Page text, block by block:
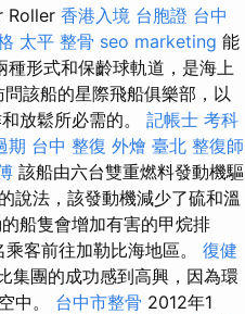
Roller 香港入境 台胞證 台中
太平 整骨 seo marketing 能
形式和保齡球軌道，是海上
該船的星際飛船俱樂部，以
放鬆所必需的。 記帳士 考科
期 台中 整復 外燴 臺北 整復師
該船由六台雙重燃料發動機驅
說法，該發動機減少了硫和溫
船隻會增加有害的甲烷排
客前往加勒比海地區。 復健
集團的成功感到高興，因為環
中。 台中市整骨 2012年1